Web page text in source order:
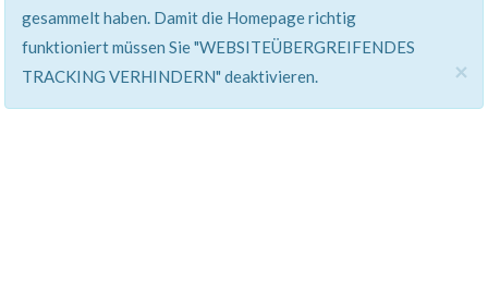
gesammelt haben. Damit die Homepage richtig
funktioniert müssen Sie "WEBSITEÜBERGREIFENDES
TRACKING VERHINDERN" deaktivieren.
×